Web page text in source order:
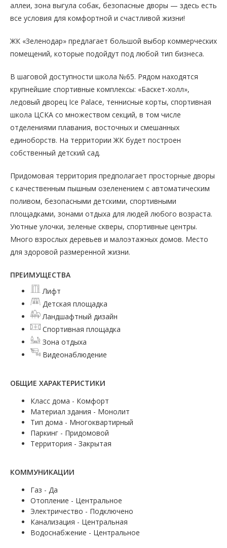
аллеи, зона выгула собак, безопасные дворы — здесь есть
все условия для комфортной и счастливой жизни!
ЖК «Зеленодар» предлагает большой выбор коммерческих
помещений, которые подойдут под любой тип бизнеса.
В шаговой доступности школа №65. Рядом находятся
крупнейшие спортивные комплексы: «Баскет-холл»,
ледовый дворец Ice Palace, теннисные корты, спортивная
школа ЦСКА со множеством секций, в том числе
отделениями плавания, восточных и смешанных
единоборств. На территории ЖК будет построен
собственный детский сад.
Придомовая территория предполагает просторные дворы
с качественным пышным озеленением с автоматическим
поливом, безопасными детскими, спортивными
площадками, зонами отдыха для людей любого возраста.
Уютные улочки, зеленые скверы, спортивные центры.
Много взрослых деревьев и малоэтажных домов. Место
для здоровой размеренной жизни.
ПРЕИМУЩЕСТВА
Лифт
Детская площадка
Ландшафтный дизайн
Спортивная площадка
Зона отдыха
Видеонаблюдение
ОБЩИЕ ХАРАКТЕРИСТИКИ
Класс дома - Комфорт
Материал здания - Монолит
Тип дома - Многоквартирный
Паркинг - Придомовой
Территория - Закрытая
КОММУНИКАЦИИ
Газ - Да
Отопление - Центральное
Электричество - Подключено
Канализация - Центральная
Водоснабжение - Центральное